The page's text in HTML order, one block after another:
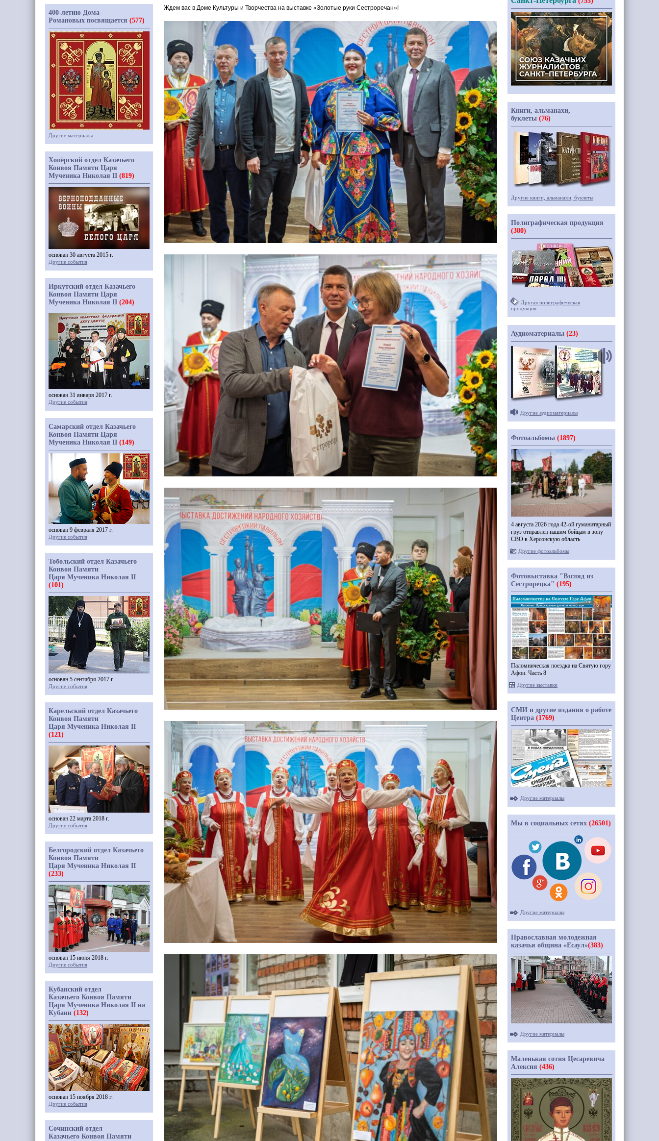
Ждем вас в Доме Культуры и Творчества на выставке «Золотые руки Сестроречан»!
400-летию Дома
Романовых посвящается (577)
Другие материалы
Хопёрский отдел Казачьего
Конвоя Памяти Царя
Мученика Николая II (819)
основан 30 августа 2015 г.
Другие события
Иркутский отдел Казачьего
Конвоя Памяти Царя
Мученика Николая II (204)
основан 31 января 2017 г.
Другие события
Самарский отдел Казачьего
Конвоя Памяти Царя
Мученика Николая II (149)
основан 9 февраля 2017 г.
Другие события
Тобольский отдел Казачьего
Конвоя Памяти
Царя Мученика Николая II
(101)
основан 5 сентября 2017 г.
Другие события
Карельский отдел Казачьего
Конвоя Памяти
Царя Мученика Николая II
(121)
основан 22 марта 2018 г.
Другие события
Белгородский отдел Казачьего
Конвоя Памяти
Царя Мученика Николая II
(233)
основан 15 июня 2018 г.
Другие события
Кубанский отдел
Казачьего Конвоя Памяти
Царя Мученика Николая II на
Кубани (132)
основан 15 ноября 2018 г.
Другие события
Сочинский отдел
Казачьего Конвоя Памяти
Книги, альманахи,
буклеты (76)
Другие книги, альманахи, буклеты
Полиграфическая продукция
(380)
Другая полиграфическая
продукция
Аудиоматериалы (23)
Другие аудиоматериалы
Фотоальбомы (1897)
4 августа 2026 года 42-ой гуманитарный
груз отправлен нашим бойцам в зону
СВО в Херсонскую область
Другие фотоальбомы
Фотовыставка "Взгляд из
Сестрорецка" (195)
Паломническая поездка на Святую гору
Афон. Часть 8
Другие выставки
СМИ и другие издания о работе
Центра (1769)
Другие материалы
Мы в социальных сетях (26501)
Другие материалы
Православная молодежная
казачья община «Есаул»(383)
Другие материалы
Маленькая сотня Цесаревича
Алексия (436)